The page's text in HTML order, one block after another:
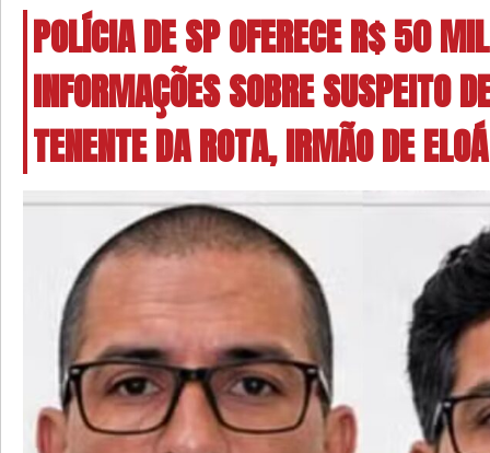
POLÍCIA DE SP OFERECE R$ 50
INFORMAÇÕES SOBRE SUSPEITO
TENENTE DA ROTA, IRMÃO DE